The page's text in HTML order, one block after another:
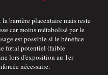
barrière placentaire mais reste
car moins métabolisé par le
est possible si le bénéfice
fœtal potentiel (faible
lors d'exposition au 1er
nécessaire.